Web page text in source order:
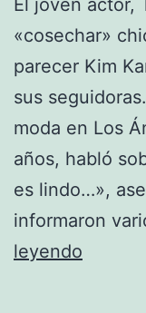
«cosechar»
parecer Kim
sus
moda en Los
años, habló
es lindo…»,
informaron
leyendo